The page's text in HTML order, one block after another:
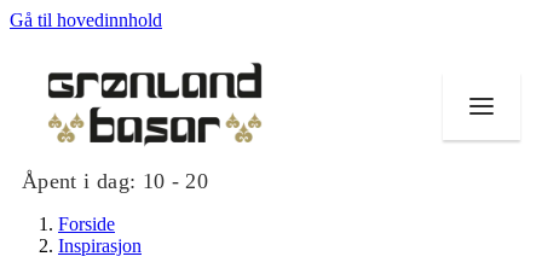
Gå til hovedinnhold
Åpent i dag: 10 - 20
Forside
Inspirasjon